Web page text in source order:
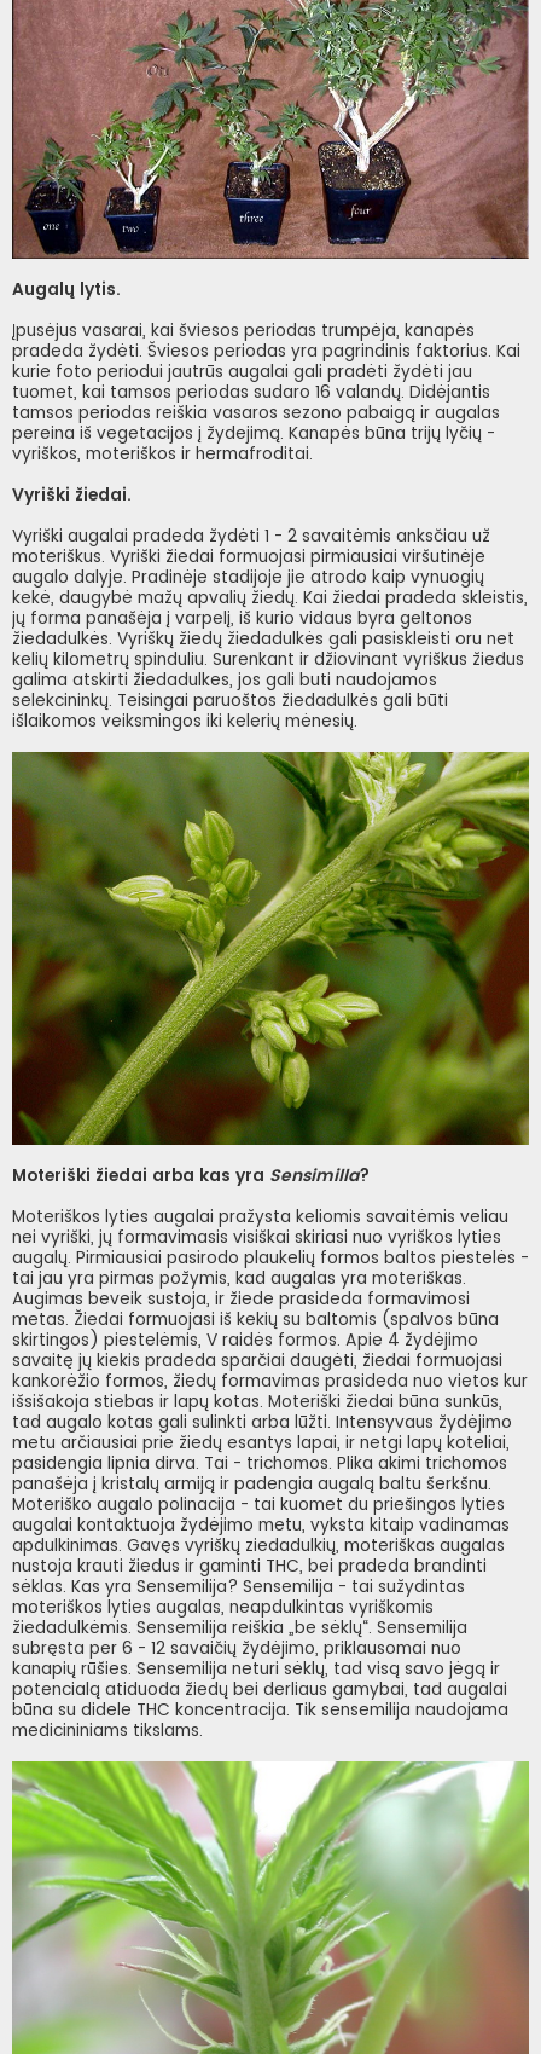
Augalų lytis.
Įpusėjus vasarai, kai šviesos periodas trumpėja, kanapės
pradeda žydėti. Šviesos periodas yra pagrindinis faktorius. Kai
kurie foto periodui jautrūs augalai gali pradėti žydėti jau
tuomet, kai tamsos periodas sudaro 16 valandų. Didėjantis
tamsos periodas reiškia vasaros sezono pabaigą ir augalas
pereina iš vegetacijos į žydejimą. Kanapės būna trijų lyčių -
vyriškos, moteriškos ir hermafroditai.
Vyriški žiedai.
Vyriški augalai pradeda žydėti 1 - 2 savaitėmis anksčiau už
moteriškus. Vyriški žiedai formuojasi pirmiausiai viršutinėje
augalo dalyje. Pradinėje stadijoje jie atrodo kaip vynuogių
kekė, daugybė mažų apvalių žiedų. Kai žiedai pradeda skleistis,
jų forma panašėja į varpelį, iš kurio vidaus byra geltonos
žiedadulkės. Vyriškų žiedų žiedadulkės gali pasiskleisti oru net
kelių kilometrų spinduliu. Surenkant ir džiovinant vyriškus žiedus
galima atskirti žiedadulkes, jos gali buti naudojamos
selekcininkų. Teisingai paruoštos žiedadulkės gali būti
išlaikomos veiksmingos iki kelerių mėnesių.
Moteriški žiedai arba kas yra Sensimilla?
Moteriškos lyties augalai pražysta keliomis savaitėmis veliau
nei vyriški, jų formavimasis visiškai skiriasi nuo vyriškos lyties
augalų. Pirmiausiai pasirodo plaukelių formos baltos piestelės -
tai jau yra pirmas požymis, kad augalas yra moteriškas.
Augimas beveik sustoja, ir žiede prasideda formavimosi
metas. Žiedai formuojasi iš kekių su baltomis (spalvos būna
skirtingos) piestelėmis, V raidės formos. Apie 4 žydėjimo
savaitę jų kiekis pradeda sparčiai daugėti, žiedai formuojasi
kankorėžio formos, žiedų formavimas prasideda nuo vietos kur
išsišakoja stiebas ir lapų kotas. Moteriški žiedai būna sunkūs,
tad augalo kotas gali sulinkti arba lūžti. Intensyvaus žydėjimo
metu arčiausiai prie žiedų esantys lapai, ir netgi lapų koteliai,
pasidengia lipnia dirva. Tai - trichomos. Plika akimi trichomos
panašėja į kristalų armiją ir padengia augalą baltu šerkšnu.
Moteriško augalo polinacija - tai kuomet du priešingos lyties
augalai kontaktuoja žydėjimo metu, vyksta kitaip vadinamas
apdulkinimas. Gavęs vyriškų ziedadulkių, moteriškas augalas
nustoja krauti žiedus ir gaminti THC, bei pradeda brandinti
sėklas. Kas yra Sensemilija? Sensemilija - tai sužydintas
moteriškos lyties augalas, neapdulkintas vyriškomis
žiedadulkėmis. Sensemilija reiškia „be sėklų“. Sensemilija
subręsta per 6 - 12 savaičių žydėjimo, priklausomai nuo
kanapių rūšies. Sensemilija neturi sėklų, tad visą savo jėgą ir
potencialą atiduoda žiedų bei derliaus gamybai, tad augalai
būna su didele THC koncentracija. Tik sensemilija naudojama
medicininiams tikslams.